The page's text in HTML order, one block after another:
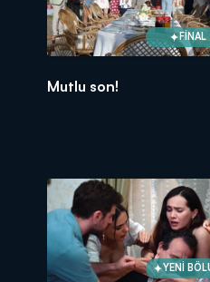
FİNAL
Mutlu son!
YENİ